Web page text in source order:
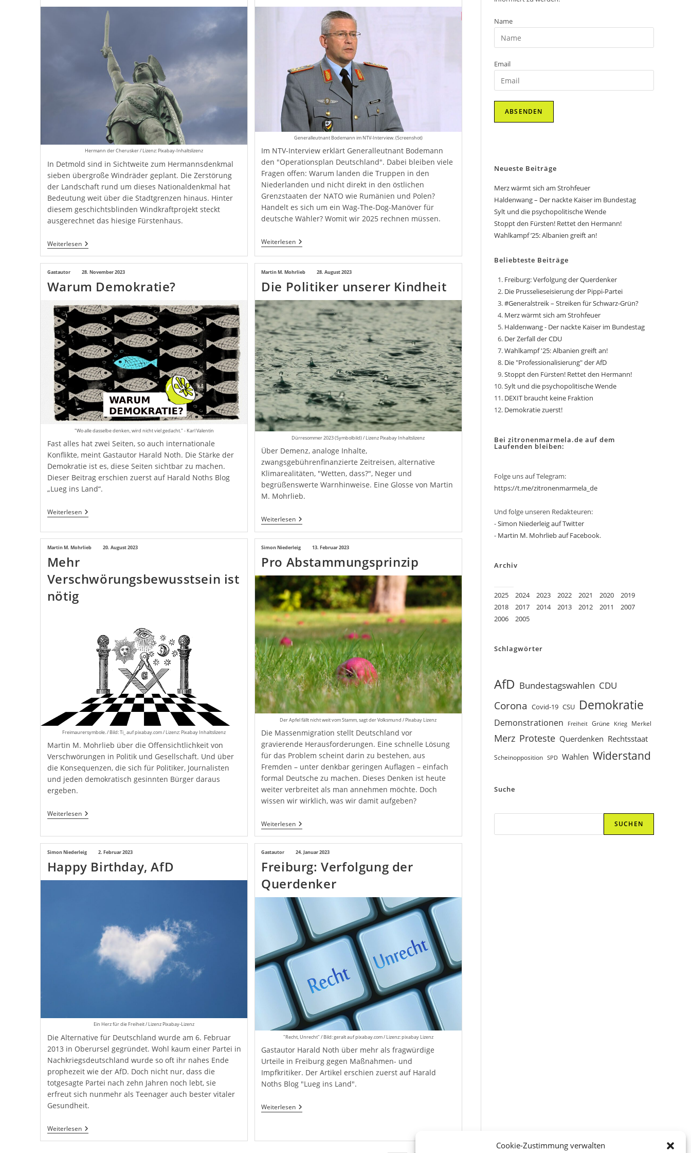
Cookie-Zustimmung verwalten
Hermann der Cherusker / Lizenz: Pixabay-Inhaltslizenz
In Detmold sind in Sichtweite zum Hermannsdenkmal
sieben übergroße Windräder geplant. Die Zerstörung
der Landschaft rund um dieses Nationaldenkmal hat
Bedeutung weit über die Stadtgrenzen hinaus. Hinter
diesem geschichtsblinden Windkraftprojekt steckt
ausgerechnet das hiesige Fürstenhaus.
WeiterlesenStoppt
Den
Rettet
Den
Hermann!
Generalleutnant Bodemann im NTV-Interview. (Screenshot)
Im NTV-Interview erklärt Generalleutnant Bodemann
den "Operationsplan Deutschland". Dabei bleiben viele
Fragen offen: Warum landen die Truppen in den
Niederlanden und nicht direkt in den östlichen
Grenzstaaten der NATO wie Rumänien und Polen?
Handelt es sich um ein Wag-The-Dog-Manöver für
deutsche Wähler? Womit wir 2025 rechnen müssen.
WeiterlesenWahlkampf
’25:
Albanien
Greift
An!
Beitrags-
Autor:
Gastautor
Beitrag
veröffentlicht:
28. November 2023
Warum Demokratie?
"Wo alle dasselbe denken, wird nicht viel gedacht." - Karl Valentin
Fast alles hat zwei Seiten, so auch internationale
Konflikte, meint Gastautor Harald Noth. Die Stärke der
Demokratie ist es, diese Seiten sichtbar zu machen.
Dieser Beitrag erschien zuerst auf Harald Noths Blog
„Lueg ins Land“.
WeiterlesenWarum
Demokratie?
Beitrags-
Autor:
Martin M. Mohrlieb
Beitrag
veröffentlicht:
28. August 2023
Die Politiker unserer Kindheit
Dürresommer 2023 (Symbolbild) / Lizenz Pixabay Inhaltslizenz
Über Demenz, analoge Inhalte,
zwangsgebührenfinanzierte Zeitreisen, alternative
Klimarealitäten, "Wetten, dass?", Neger und
begrüßenswerte Warnhinweise. Eine Glosse von Martin
M. Mohrlieb.
WeiterlesenDie
Politiker
Unserer
Kindheit
Beitrags-
Autor:
Martin M. Mohrlieb
Beitrag
20. August 2023
Mehr
Verschwörungsbewusstsein ist
nötig
Freimaurersymbole. / Bild: Ti_ auf pixabay.com / Lizenz: Pixabay Inhaltslizenz
Martin M. Mohrlieb über die Offensichtlichkeit von
Verschwörungen in Politik und Gesellschaft. Und über
die Konsequenzen, die sich für Politiker, Journalisten
und jeden demokratisch gesinnten Bürger daraus
ergeben.
WeiterlesenMehr
Verschwörungsbewusstsein
Nötig
Beitrags-
Autor:
Simon Niederleig
Beitrag
veröffentlicht:
13. Februar 2023
Pro Abstammungsprinzip
Der Apfel fällt nicht weit vom Stamm, sagt der Volksmund / Pixabay Lizenz
Die Massenmigration stellt Deutschland vor
gravierende Herausforderungen. Eine schnelle Lösung
für das Problem scheint darin zu bestehen, aus
Fremden – unter denkbar geringen Auflagen – einfach
formal Deutsche zu machen. Dieses Denken ist heute
weiter verbreitet als man annehmen möchte. Doch
wissen wir wirklich, was wir damit aufgeben?
WeiterlesenPro
Abstammungsprinzip
Beitrags-
Autor:
Simon Niederleig
Beitrag
veröffentlicht:
2. Februar 2023
Happy Birthday, AfD
Ein Herz für die Freiheit / Lizenz Pixabay-Lizenz
Die Alternative für Deutschland wurde am 6. Februar
2013 in Oberursel gegründet. Wohl kaum einer Partei in
Nachkriegsdeutschland wurde so oft ihr nahes Ende
prophezeit wie der AfD. Doch nicht nur, dass die
totgesagte Partei nach zehn Jahren noch lebt, sie
erfreut sich nunmehr als Teenager auch bester vitaler
Gesundheit.
WeiterlesenHappy
Birthday,
Beitrags-
Autor:
Gastautor
Beitrag
veröffentlicht:
24. Januar 2023
Freiburg: Verfolgung der
Querdenker
"Recht, Unrecht" / Bild: geralt auf pixabay.com / Lizenz: pixabay Lizenz
Gastautor Harald Noth über mehr als fragwürdige
Urteile in Freiburg gegen Maßnahmen- und
Impfkritiker. Der Artikel erschien zuerst auf Harald
Noths Blog "Lueg ins Land".
WeiterlesenFreiburg:
Verfolgung
Name
Email
Neueste Beiträge
Merz wärmt sich am Strohfeuer
Haldenwang – Der nackte Kaiser im Bundestag
Sylt und die psychopolitische Wende
Stoppt den Fürsten! Rettet den Hermann!
Wahlkampf ’25: Albanien greift an!
Beliebteste Beiträge
Freiburg: Verfolgung der Querdenker
Die Prusselieseisierung der Pippi-Partei
#Generalstreik – Streiken für Schwarz-Grün?
Merz wärmt sich am Strohfeuer
Haldenwang - Der nackte Kaiser im Bundestag
Der Zerfall der CDU
Wahlkampf '25: Albanien greift an!
Die "Professionalisierung" der AfD
Stoppt den Fürsten! Rettet den Hermann!
Sylt und die psychopolitische Wende
DEXIT braucht keine Fraktion
Demokratie zuerst!
Bei zitronenmarmela.de auf dem
Laufenden bleiben:
Folge uns auf Telegram:
https://t.me/zitronenmarmela_de
Und folge unseren Redakteuren:
-Simon Niederleig auf Twitter
- Martin M. Mohrlieb auf Facebook.
Archiv
2025 2024 2023 2022 2021 2020
2019
2018
2017 2014 2013 2012 2011
2007
2006
2005
Schlagwörter
AfD Bundestagswahlen CDU
Corona Covid-19 CSU Demokratie
Demonstrationen Freiheit Grüne Krieg Merkel
Merz Proteste Querdenken Rechtsstaat
Scheinopposition SPD Wahlen Widerstand
Suche
SUCHEN